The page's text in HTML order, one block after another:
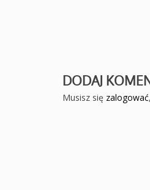
DODAJ
Musisz się zalogować